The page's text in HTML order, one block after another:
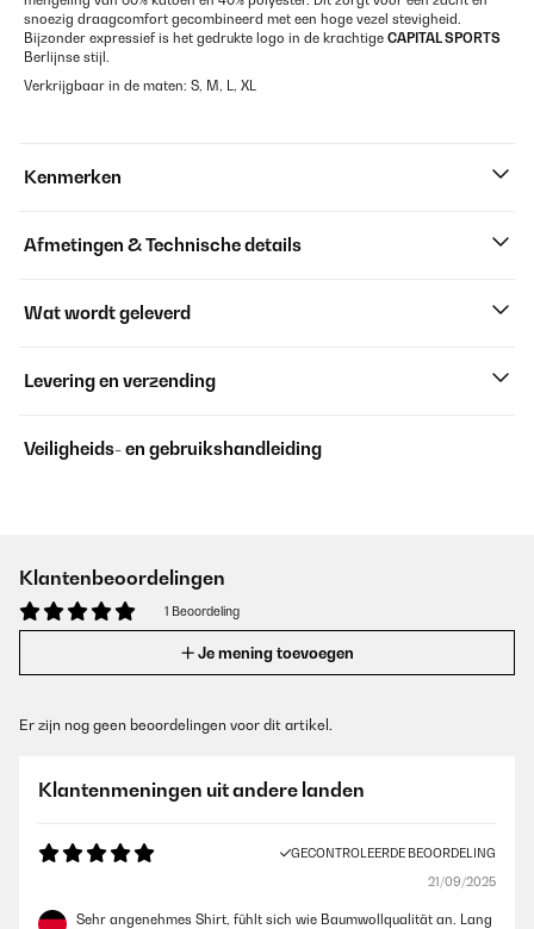
snoezig draagcomfort gecombineerd met een hoge vezel stevigheid.
Bijzonder expressief is het gedrukte logo in de krachtige CAPITAL SPORTS
Berlijnse stijl.
Verkrijgbaar in de maten: S, M, L, XL
Kenmerken
Afmetingen & Technische details
Wat wordt geleverd
Levering en verzending
Veiligheids- en gebruikshandleiding
Klantenbeoordelingen
1 Beoordeling
Je mening toevoegen
Er zijn nog geen beoordelingen voor dit artikel.
Klantenmeningen uit andere landen
GECONTROLEERDE BEOORDELING
21/09/2025
Sehr angenehmes Shirt, fühlt sich wie Baumwollqualität an. Lang